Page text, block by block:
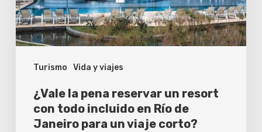
Turismo Vida y viajes
con
todo
incluido
Janeiro
¿Vale la pena reservar un resort
con todo incluido en Río de
Janeiro para un viaje corto?